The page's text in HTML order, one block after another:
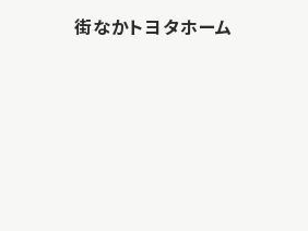
街なかトヨタホーム